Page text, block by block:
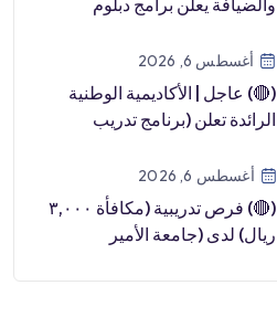
والضيافة يعلن برامج دبلوم
إدا […]أغسطس 6, 2026
(🔴) عاجل | الأكاديمية الوطنية
الرائدة تعلن (برنامج تدريب
[…]أغسطس 6, 2026
(🔴) فرص تدريبية (مكافأة ٣,٠٠٠
ريال) لدى (جامعة الأمير